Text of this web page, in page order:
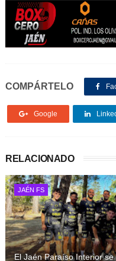
COMPÁRTELO
Google
RELACIONADO
JAÉN FS
El Jaén Paraíso Interior